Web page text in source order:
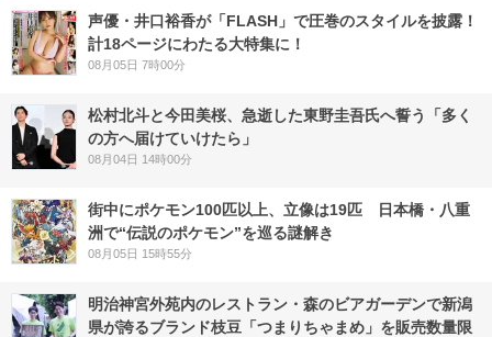
声優・井口裕香が「FLASH」で圧巻のスタイルを披露！
計18ページにわたる大特集に！
08月05日 7時00分
松村北斗と今田美桜、急逝した東野圭吾氏へ誓う「多く
の方へ届けていけたら」
08月04日 14時00分
街中にポケモン100匹以上、立像は19匹 日本橋・八重
洲で“伝説のポケモン”を巡る謎解き
08月05日 15時55分
明治神宮外苑内のレストラン・森のビアガーデンで新潟
県が誇るブランド枝豆「つまりちゃまめ」を販売数量限